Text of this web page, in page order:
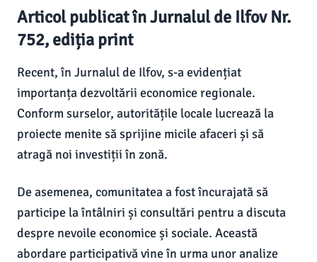
Articol publicat în Jurnalul de Ilfov Nr.
752, ediția print
Recent, în Jurnalul de Ilfov, s-a evidențiat
importanța dezvoltării economice regionale.
Conform surselor, autoritățile locale lucrează la
proiecte menite să sprijine micile afaceri și să
atragă noi investiții în zonă.
De asemenea, comunitatea a fost încurajată să
participe la întâlniri și consultări pentru a discuta
despre nevoile economice și sociale. Această
abordare participativă vine în urma unor analize